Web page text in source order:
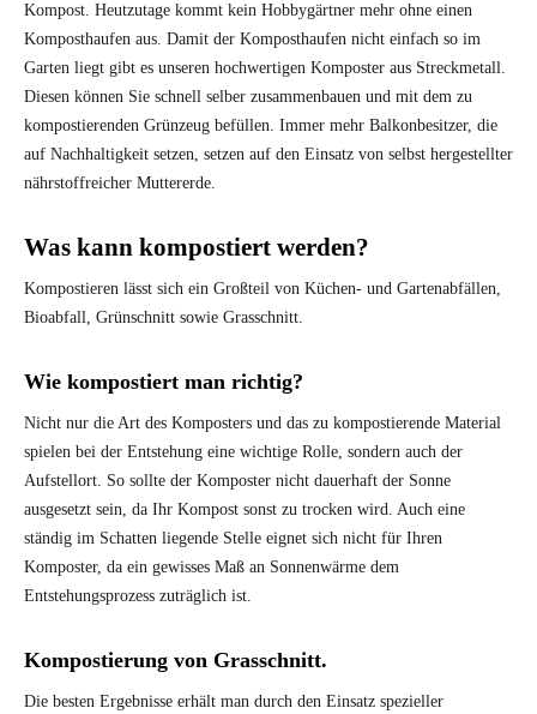
Kompost. Heutzutage kommt kein Hobbygärtner mehr ohne einen
Komposthaufen aus. Damit der Komposthaufen nicht einfach so im
Garten liegt gibt es unseren hochwertigen Komposter aus Streckmetall.
Diesen können Sie schnell selber zusammenbauen und mit dem zu
kompostierenden Grünzeug befüllen. Immer mehr Balkonbesitzer, die
auf Nachhaltigkeit setzen, setzen auf den Einsatz von selbst hergestellter
nährstoffreicher Muttererde.
Was kann kompostiert werden?
Kompostieren lässt sich ein Großteil von Küchen- und Gartenabfällen,
Bioabfall, Grünschnitt sowie Grasschnitt.
Wie kompostiert man richtig?
Nicht nur die Art des Komposters und das zu kompostierende Material
spielen bei der Entstehung eine wichtige Rolle, sondern auch der
Aufstellort. So sollte der Komposter nicht dauerhaft der Sonne
ausgesetzt sein, da Ihr Kompost sonst zu trocken wird. Auch eine
ständig im Schatten liegende Stelle eignet sich nicht für Ihren
Komposter, da ein gewisses Maß an Sonnenwärme dem
Entstehungsprozess zuträglich ist.
Kompostierung von Grasschnitt.
Die besten Ergebnisse erhält man durch den Einsatz spezieller